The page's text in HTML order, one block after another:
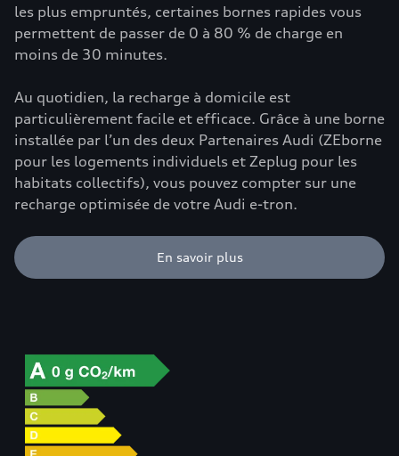
les plus empruntés, certaines bornes rapides vous
permettent de passer de 0 à 80 % de charge en
moins de 30 minutes.
Au quotidien, la recharge à domicile est
particulièrement facile et efficace. Grâce à une borne
installée par l’un des deux Partenaires Audi (ZEborne
pour les logements individuels et Zeplug pour les
habitats collectifs), vous pouvez compter sur une
recharge optimisée de votre Audi e-tron.
En savoir plus